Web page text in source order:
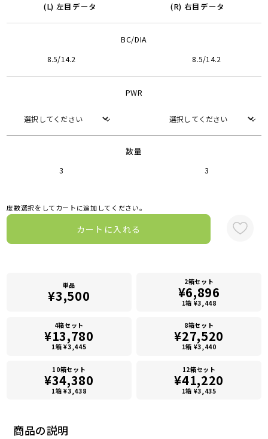
商品の説明
(L) 左目データ (R) 右目データ
BC/DIA
8.5/14.2 8.5/14.2
PWR
数量
3 3
度数選択をしてカートに追加してください。
カートに入れる
単品
¥3,500
2箱セット
¥6,896
1箱 ¥3,448
4箱セット
¥13,780
1箱 ¥3,445
8箱セット
¥27,520
1箱 ¥3,440
10箱セット
¥34,380
1箱 ¥3,438
12箱セット
¥41,220
1箱 ¥3,435